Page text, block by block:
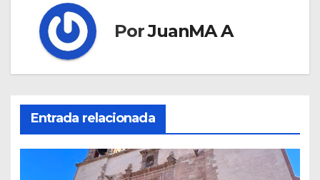
PorJuanMA A
Entrada relacionada